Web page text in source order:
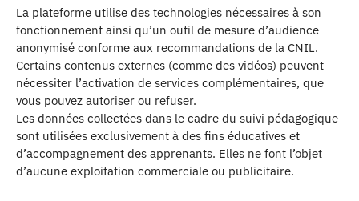
La plateforme utilise des technologies nécessaires à son
fonctionnement ainsi qu’un outil de mesure d’audience
anonymisé conforme aux recommandations de la CNIL.
Certains contenus externes (comme des vidéos) peuvent
nécessiter l’activation de services complémentaires, que
vous pouvez autoriser ou refuser.
Les données collectées dans le cadre du suivi pédagogique
sont utilisées exclusivement à des fins éducatives et
d’accompagnement des apprenants. Elles ne font l’objet
d’aucune exploitation commerciale ou publicitaire.
Suivez-nous
| Les contenus publiés sur ce site sont